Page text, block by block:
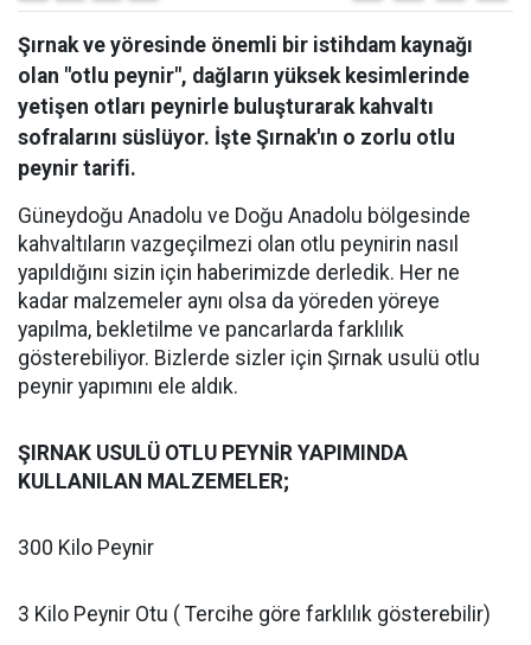
Şırnak ve yöresinde önemli bir istihdam kaynağı
olan "otlu peynir", dağların yüksek kesimlerinde
yetişen otları peynirle buluşturarak kahvaltı
sofralarını süslüyor. İşte Şırnak'ın o zorlu otlu
peynir tarifi.
Güneydoğu Anadolu ve Doğu Anadolu bölgesinde
kahvaltıların vazgeçilmezi olan otlu peynirin nasıl
yapıldığını sizin için haberimizde derledik. Her ne
kadar malzemeler aynı olsa da yöreden yöreye
yapılma, bekletilme ve pancarlarda farklılık
gösterebiliyor. Bizlerde sizler için Şırnak usulü otlu
peynir yapımını ele aldık.
ŞIRNAK USULÜ OTLU PEYNİR YAPIMINDA
KULLANILAN MALZEMELER;
300 Kilo Peynir
3 Kilo Peynir Otu ( Tercihe göre farklılık gösterebilir)